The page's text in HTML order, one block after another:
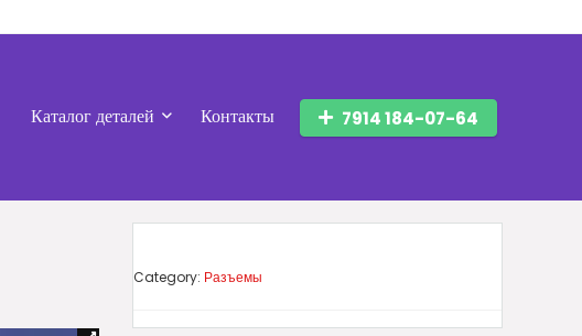
Каталог деталей Контакты 7914 184-07-64
Category: Разъемы